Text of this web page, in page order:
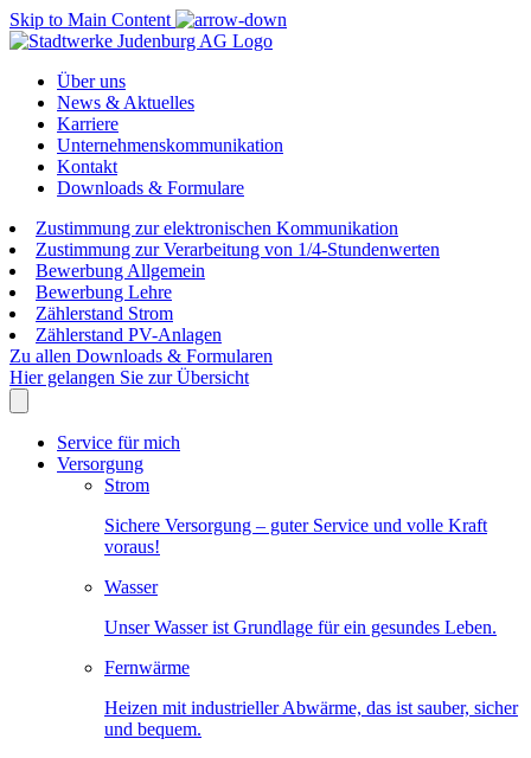
Skip to Main Content
Über uns
News & Aktuelles
Karriere
Unternehmenskommunikation
Kontakt
Downloads & Formulare
Zustimmung zur elektronischen Kommunikation
Zustimmung zur Verarbeitung von 1/4-Stundenwerten
Bewerbung Allgemein
Bewerbung Lehre
Zählerstand Strom
Zählerstand PV-Anlagen
Zu allen Downloads & Formularen
Hier gelangen Sie zur Übersicht
Service für mich
Versorgung
Strom
Sichere Versorgung – guter Service und volle Kraft
voraus!
Wasser
Unser Wasser ist Grundlage für ein gesundes Leben.
Fernwärme
Heizen mit industrieller Abwärme, das ist sauber, sicher
und bequem.